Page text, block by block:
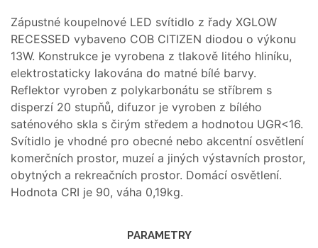
Zápustné koupelnové LED svítidlo z řady XGLOW
RECESSED vybaveno COB CITIZEN diodou o výkonu
13W. Konstrukce je vyrobena z tlakově litého hliníku,
elektrostaticky lakována do matné bílé barvy.
Reflektor vyroben z polykarbonátu se stříbrem s
disperzí 20 stupňů, difuzor je vyroben z bílého
saténového skla s čirým středem a hodnotou UGR<16.
Svítidlo je vhodné pro obecné nebo akcentní osvětlení
komerčních prostor, muzeí a jiných výstavních prostor,
obytných a rekreačních prostor. Domácí osvětlení.
Hodnota CRI je 90, váha 0,19kg.
PARAMETRY